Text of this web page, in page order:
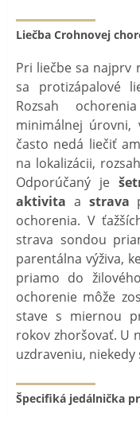
Liečba Crohnovej
Pri liečbe sa najprv
sa protizápalové
Rozsah
minimálnej úrovni,
často nedá liečiť
na lokalizácii,
Odporúčaný je
aktivita a strava
ochorenia. V
strava sondou
parentálna výživa,
priamo do
ochorenie môže
stave s miernou
rokov zhoršovať. U
uzdraveniu,
Špecifiká jedálnička